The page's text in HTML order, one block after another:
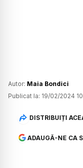
Autor: Maia Bondici
Publicat la: 19/02/2024
DISTRIBUIȚI
ADAUGĂ-NE CA